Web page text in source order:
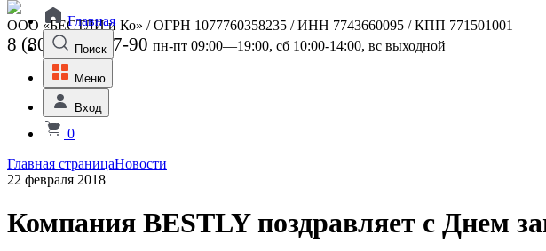
ООО «БЕСТЛИ и Ко» / ОГРН 1077760358235 / ИНН 7743660095 / КПП 771501001
8 (800) 301-07-90 пн-пт 09:00—19:00, сб 10:00-14:00, вс выходной
Главная
Поиск
Меню
Вход
0
Главная страницаНовости
22 февраля 2018
Компания BESTLY поздравляет с Днем